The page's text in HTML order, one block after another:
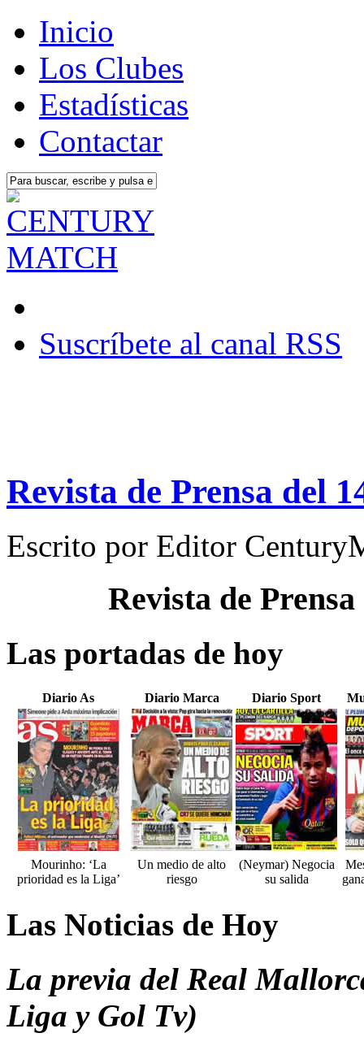
Inicio
Los Clubes
Estadísticas
Contactar
Suscríbete al canal RSS
Revista de Prensa del
Escrito por Editor
Revista de
Las portadas de hoy
Diario As Diario Marca Diario Sport
Mourinho: ‘La
prioridad es la Liga’
Un medio de alto
riesgo
(Neymar) Negocia
su salida
Las Noticias de Hoy
La previa del Real
Liga y Gol Tv)